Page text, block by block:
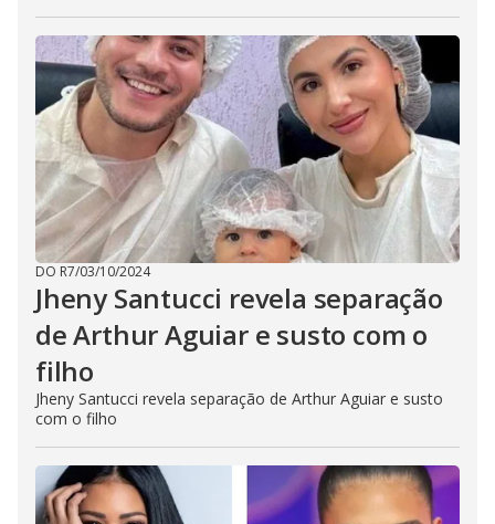
DO R7/03/10/2024
Jheny Santucci revela separação
de Arthur Aguiar e susto com o
filho
Jheny Santucci revela separação de Arthur Aguiar e susto
com o filho